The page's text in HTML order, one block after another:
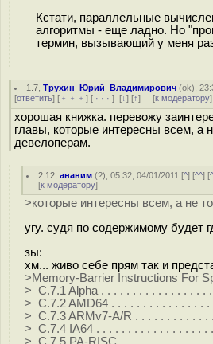
Кстати, параллельные
алгоритмы - еще ладно. Но
термин, вызывающий у меня
1.7 ,Трухин_Юрий_Владимирович (ok),
[ответить] [ ﹢﹢﹢ ] [ · · · ] [↓] [↑] [к модератору]
хорошая книжка. перевожу
главы, которые интересны всем, а
девелоперам.
2.12 ,ананим (?), 05:32, 04/01/2011 [^] [^^] [
[к модератору]
>которые интересны всем, а не
угу. судя по содержимому будет
зы:
хм... живо себе прям так и
>Memory-Barrier Instructions For
> C.7.1 Alpha . . . . . . . . . . . . . . . . .
> C.7.2 AMD64 . . . . . . . . . . . . . . . .
> C.7.3 ARMv7-A/R . . . . . . . . . . . .
> C.7.4 IA64 . . . . . . . . . . . . . . . . . .
> C.7.5 PA-RISC . . . . . . . . . . . . . .